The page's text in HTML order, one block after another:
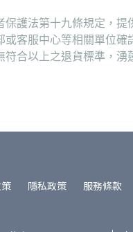
保護法第十九條規定，
或客服中心等相關單位
符合以上之退貨標準，
隱私政策 服務條款